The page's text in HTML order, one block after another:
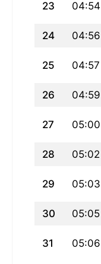
23 04:54
24 04:56
25 04:57
26 04:59
27 05:00
28 05:02
29 05:03
30 05:05
31 05:06